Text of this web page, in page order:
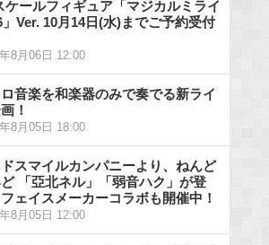
ケールフィギュア「マジカルミライ
」Ver. 10月14日(水)までご予約受付
8月06日 12:00
音楽を和楽器のみで奏でる新ライ
！
8月05日 18:00
スマイルカンパニーより、ねんど
「亞北ネル」「弱音ハク」が登
ェイスメーカーコラボも開催中！
8月05日 12:00